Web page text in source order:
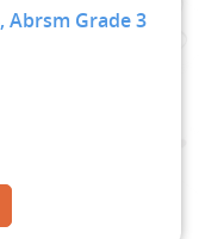
Abrsm Grade 3